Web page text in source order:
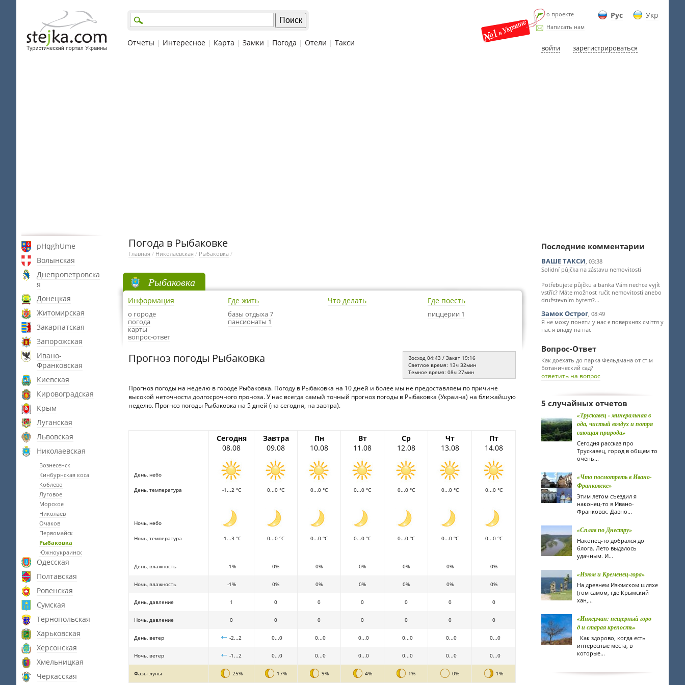
Рус Укр
о проекте
Написать нам
войти зарегистрироваться
Отчеты | Интересное | Карта | Замки | Погода | Отели | Такси
pHqghUme
Волынская
Днепропетровска
я
Донецкая
Житомирская
Закарпатская
Запорожская
Ивано-
Франковская
Киевская
Кировоградская
Крым
Луганская
Львовская
Николаевская
Вознесенск
Кинбурнская коса
Коблево
Луговое
Морское
Николаев
Очаков
Первомайск
Рыбаковка
Южноукраинск
Одесская
Полтавская
Ровенская
Сумская
Тернопольская
Харьковская
Херсонская
Хмельницкая
Черкасская
Погода в Рыбаковке
Главная / Николаевская / Рыбаковка /
Рыбаковка
Информация
о городе
погода
карты
вопрос-ответ
Где жить
базы отдыха 7
пансионаты 1
Что делать Где поесть
пиццерии 1
Прогноз погоды Рыбаковка
Восход 04:43 / Закат 19:16
Светлое время: 13ч 32мин
Темное время: 08ч 27мин
Прогноз погоды на неделю в городе Рыбаковка. Погоду в Рыбаковка на 10 дней и более мы не предоставляем по причине
высокой неточности долгосрочного проноза. У нас всегда самый точный прогноз погоды в Рыбаковка (Украина) на ближайшую
неделю. Прогноз погоды Рыбаковка на 5 дней (на сегодня, на завтра).
Сегодня
08.08
Завтра
09.08
Пн
10.08
Вт
11.08
Ср
12.08
Чт
13.08
Пт
14.08
День, небо
День, температура -1...2 °C 0...0 °C 0...0 °C 0...0 °C 0...0 °C 0...0 °C 0...0 °C
Ночь, небо
Ночь, температура -1...3 °C 0...0 °C 0...0 °C 0...0 °C 0...0 °C 0...0 °C 0...0 °C
День, влажность -1% 0% 0% 0% 0% 0% 0%
Ночь, влажность -1% 0% 0% 0% 0% 0% 0%
День, давление 1 0 0 0 0 0 0
Ночь, давление 0 0 0 0 0 0 0
День, ветер -2...2 0...0 0...0 0...0 0...0 0...0 0...0
Ночь, ветер -1...2 0...0 0...0 0...0 0...0 0...0 0...0
Фазы луны 25% 17% 9% 4% 1% 0% 1%
Последние комментарии
ВАШЕ ТАКСИ, 03:38
Solidní půjčka na zástavu nemovitosti
Potřebujete půjčku a banka Vám nechce vyjít
vstříc? Máte možnost ručit nemovitosti anebo
družstevním bytem?...
Замок Острог, 08:49
Я не можу поняти у нас є поверхнях сміття у
нас я впаду на нас
Вопрос-Ответ
Как доехать до парка Фельдмана от ст.м
Ботанический сад?
ответить на вопрос
5 случайных отчетов
«Трускавец - минеральная в
ода, чистый воздух и потря
сающая природа»
Сегодня рассказ про
Трускавец, город в общем то
очень...
«Что посмотреть в Ивано-
Франковске»
Этим летом съездил я
наконец-то в Ивано-
Франковск. Давно...
«Сплав по Днестру»
Наконец-то добрался до
блога. Лето выдалось
удачным. И...
«Изюм и Кременец-гора»
На древнем Изюмском шляхе
(том самом, где Крымский
хан,...
«Инкерман: пещерный горо
д и старая крепость»
Как здорово, когда есть
интересные места, в
которые...